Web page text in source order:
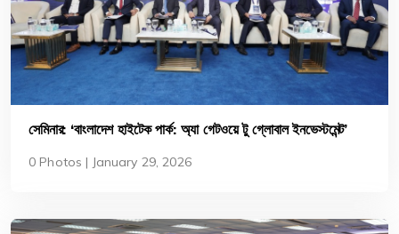
সেমিনার: ‘বাংলাদেশ হাইটেক পার্ক: অ্যা গেটওয়ে টু গ্লোবাল ইনভেস্টমেন্ট’
0 Photos | January 29, 2026